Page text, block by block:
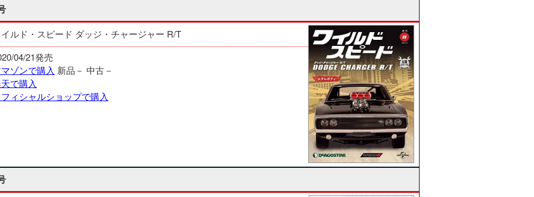
ルド・スピード ダッジ・チャージャー R/T
04/21発売
ゾンで購入 新品－ 中古－
で購入
ィシャルショップで購入